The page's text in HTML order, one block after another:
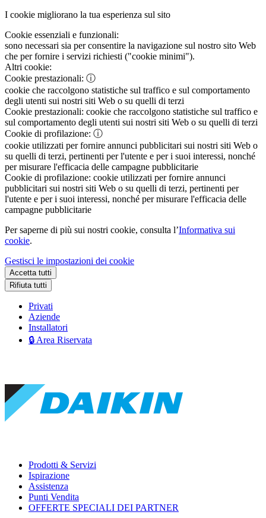
I cookie migliorano la tua esperienza sul sito
Cookie essenziali e funzionali:
sono necessari sia per consentire la navigazione sul nostro sito Web
che per fornire i servizi richiesti ("cookie minimi").
Altri cookie:
Cookie prestazionali: ⓘ
cookie che raccolgono statistiche sul traffico e sul comportamento
degli utenti sui nostri siti Web o su quelli di terzi
Cookie prestazionali: cookie che raccolgono statistiche sul traffico e
sul comportamento degli utenti sui nostri siti Web o su quelli di terzi
Cookie di profilazione: ⓘ
cookie utilizzati per fornire annunci pubblicitari sui nostri siti Web o
su quelli di terzi, pertinenti per l'utente e per i suoi interessi, nonché
per misurare l'efficacia delle campagne pubblicitarie
Cookie di profilazione: cookie utilizzati per fornire annunci
pubblicitari sui nostri siti Web o su quelli di terzi, pertinenti per
l'utente e per i suoi interessi, nonché per misurare l'efficacia delle
campagne pubblicitarie
Per saperne di più sui nostri cookie, consulta l’Informativa sui
cookie.
Gestisci le impostazioni dei cookie
Accetta tutti
Rifiuta tutti
Privati
Aziende
Installatori
🔒 Area Riservata
Prodotti & Servizi
Ispirazione
Assistenza
Punti Vendita
OFFERTE SPECIALI DEI PARTNER